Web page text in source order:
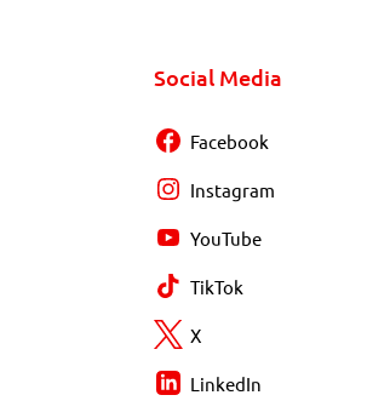
Social Media
Facebook
Instagram
YouTube
TikTok
X
LinkedIn